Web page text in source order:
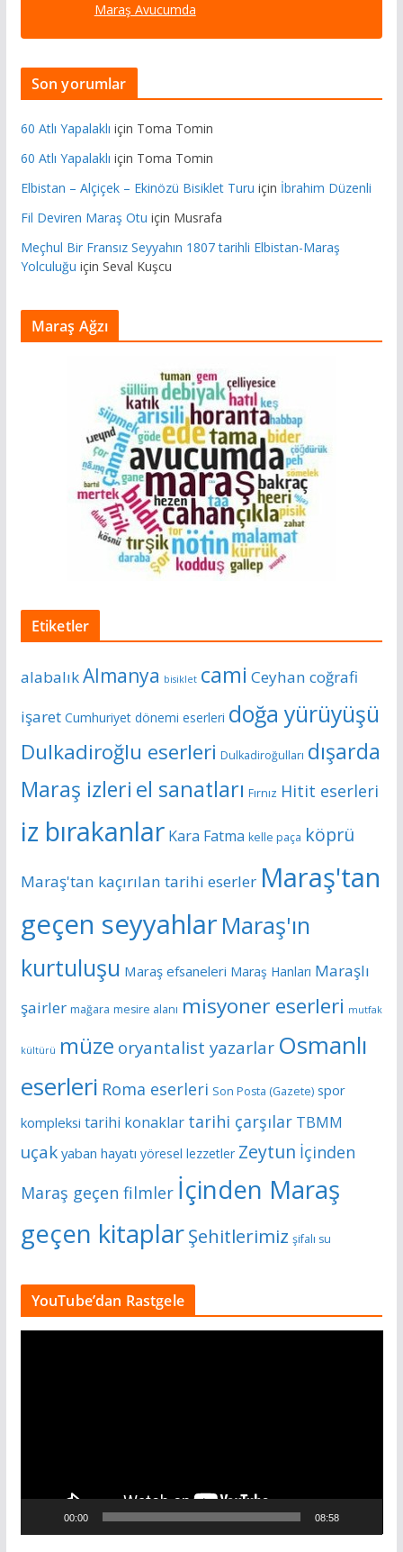
Maraş Avucumda
Son yorumlar
60 Atlı Yapalaklı için Toma Tomin
60 Atlı Yapalaklı için Toma Tomin
Elbistan – Alçiçek – Ekinözü Bisiklet Turu için İbrahim Düzenli
Fil Deviren Maraş Otu için Musrafa
Meçhul Bir Fransız Seyyahın 1807 tarihli Elbistan-Maraş
Yolculuğu için Seval Kuşcu
Maraş Ağzı
Etiketler
alabalıkAlmanya bisiklet cami Ceyhan coğrafi
işaret Cumhuriyet dönemi eserleri doğa yürüyüşü
Dulkadiroğlu eserleri Dulkadiroğulları dışarda
Maraş izleri el sanatları Fırnız Hitit eserleri
iz bırakanlar Kara Fatma kelle paça köprü
Maraş'tan kaçırılan tarihi eserler Maraş'tan
geçen seyyahlar Maraş'ın
kurtuluşu Maraş efsaneleri Maraş Hanları Maraşlı
şairler mağara mesire alanı misyoner eserleri mutfak
kültürü müze oryantalist yazarlar Osmanlı
eserleri Roma eserleri Son Posta (Gazete) spor
kompleksi tarihi konaklar tarihi çarşılar TBMM
uçak yaban hayatı yöresel lezzetler Zeytun İçinden
Maraş geçen filmler İçinden Maraş
geçen kitaplarŞehitlerimiz şifalı su
YouTube’dan Rastgele
n
00:00 08:58